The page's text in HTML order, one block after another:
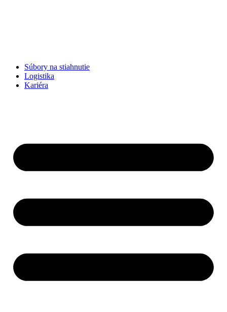
Súbory na stiahnutie
Logistika
Kariéra